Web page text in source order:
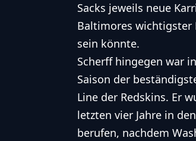
Sacks jeweils neue
Baltimores wichtigster
sein könnte.
Scherff hingegen war
Saison der
Line der Redskins. Er
letzten vier Jahre in
berufen, nachdem